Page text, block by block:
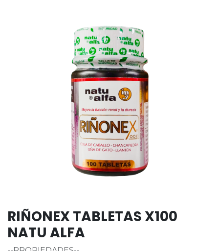
RIÑONEX TABLETAS X100
NATU ALFA